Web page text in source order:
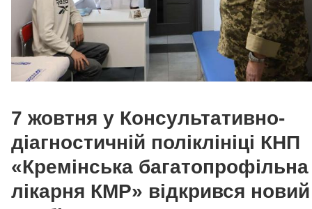
7 жовтня у Консультативно-
діагностичній поліклініці КНП
«Кремінська багатопрофільна
лікарня КМР» відкрився новий